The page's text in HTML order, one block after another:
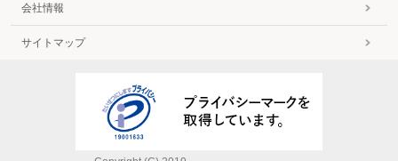
会社情報
サイトマップ